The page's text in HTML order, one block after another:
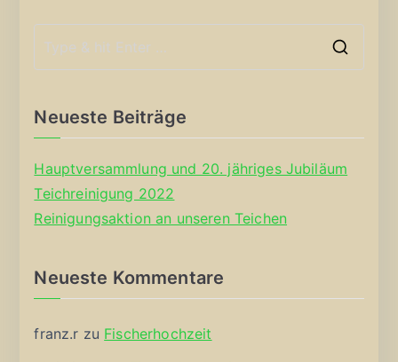
Neueste Beiträge
Hauptversammlung und 20. jähriges Jubiläum
Teichreinigung 2022
Reinigungsaktion an unseren Teichen
Neueste Kommentare
franz.r zu Fischerhochzeit